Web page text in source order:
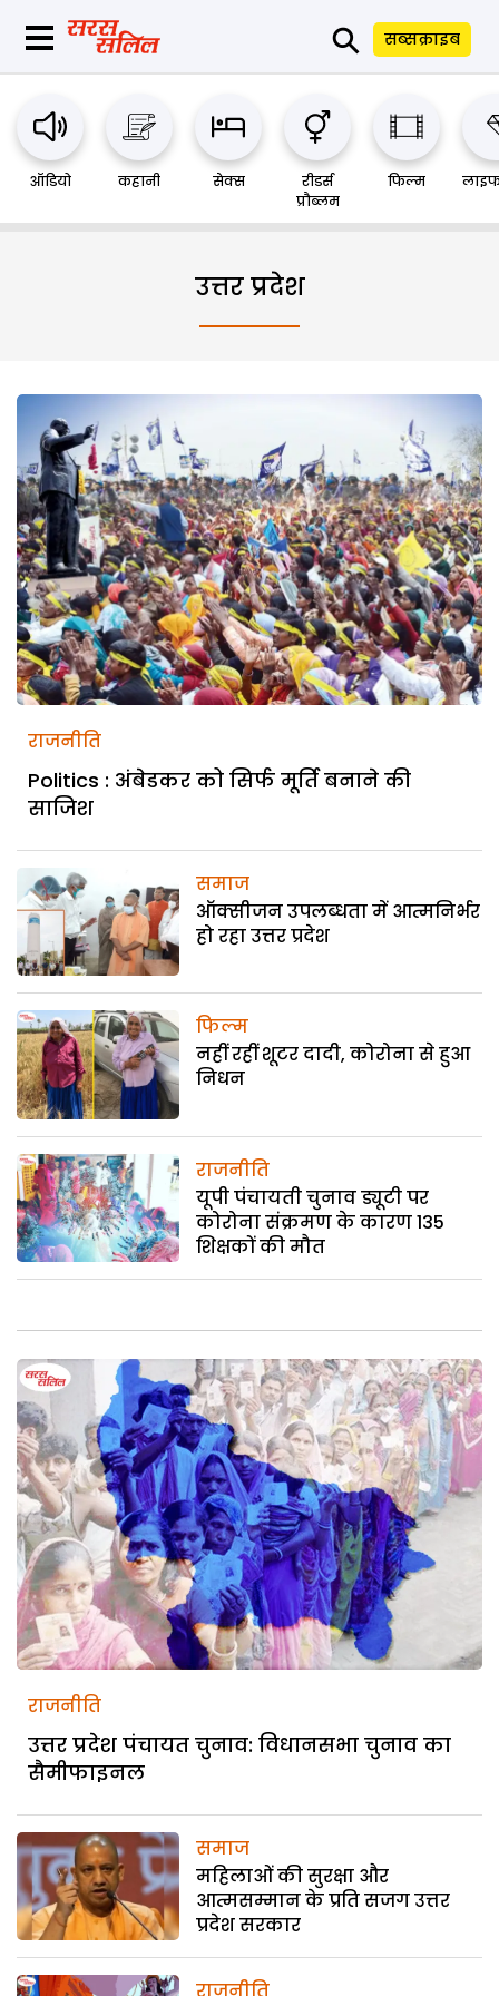
⚲ सब्सक्राइब
ऑडियो कहानी सेक्स
रीडर्स
प्रौब्लम
फिल्म
उत्तर प्रदेश
राजनीति
Politics : अंबेडकर को सिर्फ मूर्ति बनाने की
साजिश
समाज
ऑक्सीजन उपलब्धता में आत्मनिर्भर
हो रहा उत्तर प्रदेश
फिल्म
नहीं रहीं शूटर दादी, कोरोना से हुआ
निधन
राजनीति
यूपी पंचायती चुनाव ड्यूटी पर
कोरोना संक्रमण के कारण 135
शिक्षकों की मौत
राजनीति
उत्तर प्रदेश पंचायत चुनाव: विधानसभा चुनाव का
सैमीफाइनल
समाज
महिलाओं की सुरक्षा और
आत्मसम्मान के प्रति सजग उत्तर
प्रदेश सरकार